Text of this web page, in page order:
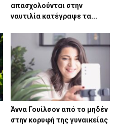
απασχολούνται στην
ναυτιλία κατέγραψε τα...
Άννα Γουίλσον από το μηδέν
στην κορυφή της γυναικείας